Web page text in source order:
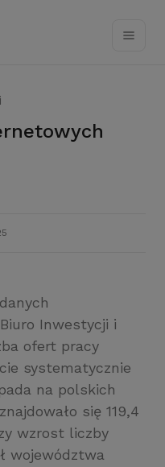
Inwestycji i
ofert pracy
systematycznie
na polskich
się 119,4
wzrost liczby
województwa